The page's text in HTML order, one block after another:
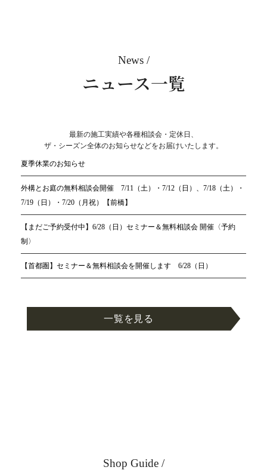
News
ニュース一覧
最新の施工実績や各種相談会・定休日、
ザ・シーズン全体のお知らせなどをお届けいたします。
夏季休業のお知らせ
外構とお庭の無料相談会開催 7/11（土）・7/12（日）、7/18（土）・
7/19（日）・7/20（月祝）【前橋】
【まだご予約受付中】6/28（日）セミナー＆無料相談会 開催〈予約
制〉
【首都圏】セミナー＆無料相談会を開催します 6/28（日）
一覧を見る
Shop Guide